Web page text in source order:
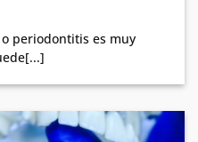
periodontitis es muy